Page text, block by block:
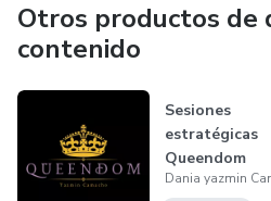
Otros productos de
contenido
Sesiones
estratégicas
Queendom